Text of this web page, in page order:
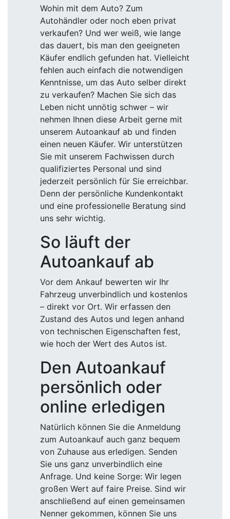
Wohin mit dem Auto? Zum
Autohändler oder noch eben privat
verkaufen? Und wer weiß, wie lange
das dauert, bis man den geeigneten
Käufer endlich gefunden hat. Vielleicht
fehlen auch einfach die notwendigen
Kenntnisse, um das Auto selber direkt
zu verkaufen? Machen Sie sich das
Leben nicht unnötig schwer – wir
nehmen Ihnen diese Arbeit gerne mit
unserem Autoankauf ab und finden
einen neuen Käufer. Wir unterstützen
Sie mit unserem Fachwissen durch
qualifiziertes Personal und sind
jederzeit persönlich für Sie erreichbar.
Denn der persönliche Kundenkontakt
und eine professionelle Beratung sind
uns sehr wichtig.
So läuft der
Autoankauf ab
Vor dem Ankauf bewerten wir Ihr
Fahrzeug unverbindlich und kostenlos
– direkt vor Ort. Wir erfassen den
Zustand des Autos und legen anhand
von technischen Eigenschaften fest,
wie hoch der Wert des Autos ist.
Den Autoankauf
persönlich oder
online erledigen
Natürlich können Sie die Anmeldung
zum Autoankauf auch ganz bequem
von Zuhause aus erledigen. Senden
Sie uns ganz unverbindlich eine
Anfrage. Und keine Sorge: Wir legen
großen Wert auf faire Preise. Sind wir
anschließend auf einen gemeinsamen
Nenner gekommen, können Sie uns